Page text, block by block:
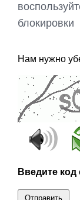
блокировки
Нам нужно
Введите код
Отправить